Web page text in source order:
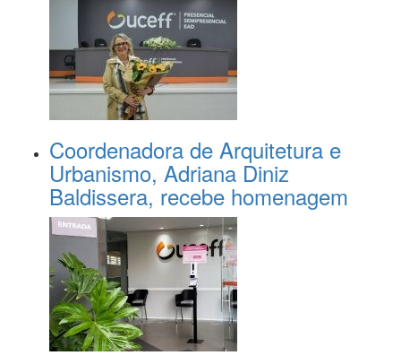
Coordenadora de Arquitetura e
Urbanismo, Adriana Diniz
Baldissera, recebe homenagem